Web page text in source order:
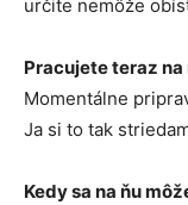
určite nemôže
Pracujete teraz
Momentálne
Ja si to tak
Kedy sa na ňu